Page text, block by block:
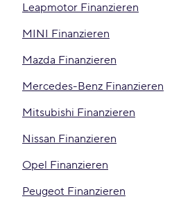
Leapmotor Finanzieren
MINI Finanzieren
Mazda Finanzieren
Mercedes-Benz Finanzieren
Mitsubishi Finanzieren
Nissan Finanzieren
Opel Finanzieren
Peugeot Finanzieren